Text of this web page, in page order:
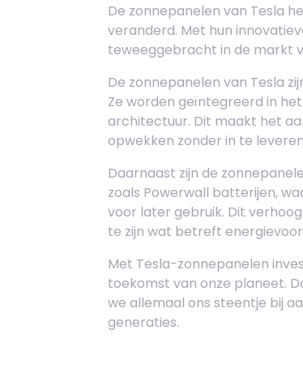
De zonnepanelen van Tesla
veranderd. Met hun
teweeggebracht in de markt
De zonnepanelen van Tesla
Ze worden geïntegreerd in
architectuur. Dit maakt het
opwekken zonder in te
Daarnaast zijn de
zoals Powerwall batterijen,
voor later gebruik. Dit
te zijn wat betreft
Met Tesla-zonnepanelen
toekomst van onze planeet.
we allemaal ons steentje bij
generaties.